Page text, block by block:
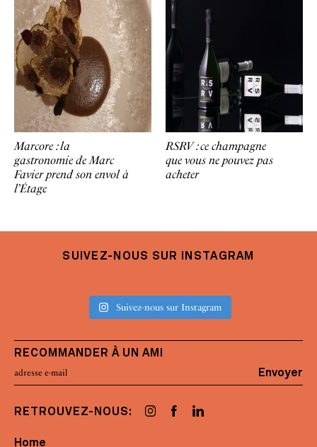
Marcore : la
gastronomie de Marc
Favier prend son envol à
l’Étage
RSRV : ce champagne
que vous ne pouvez pas
acheter
SUIVEZ-NOUS SUR INSTAGRAM
Suivez-nous sur Instagram
RECOMMANDER À UN AMI
Envoyer
RETROUVEZ-NOUS:
Home